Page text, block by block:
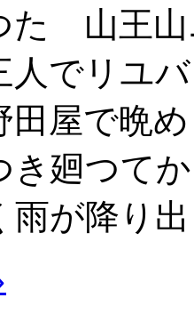
た 山王山
人でリユ
田屋で晩
き廻つて
雨が降り